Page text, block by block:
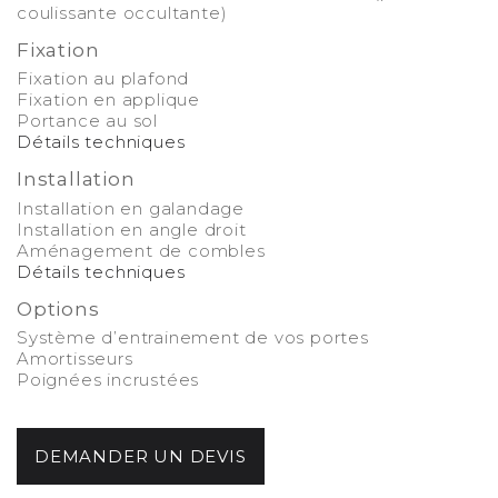
coulissante occultante)
Fixation
Fixation au plafond
Fixation en applique
Portance au sol
Détails techniques
Installation
Installation en galandage
Installation en angle droit
Aménagement de combles
Détails techniques
Options
Système d’entrainement de vos portes
Amortisseurs
Poignées incrustées
DEMANDER UN DEVIS